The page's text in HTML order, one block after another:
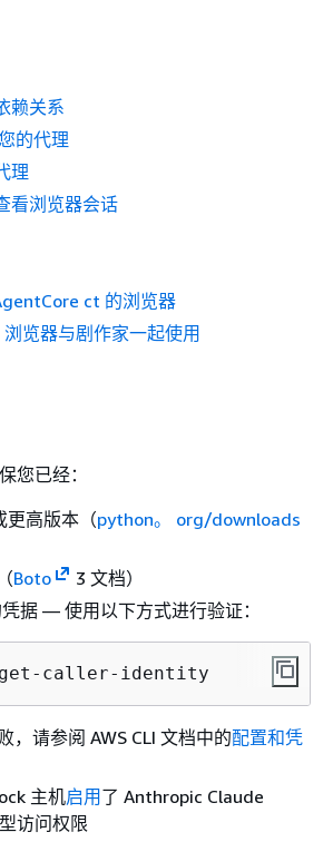
赖关系
的代理
理
看浏览器会话
ct 的浏览器
览器与剧作家一起使用
您已经：
更高版本（python。 org/downloads
Boto
3 文档）
据 — 使用以下方式进行验证：
get-caller-identity
，请参阅 AWS CLI 文档中的配置和凭
主机启用了 Anthropic Claude
访问权限